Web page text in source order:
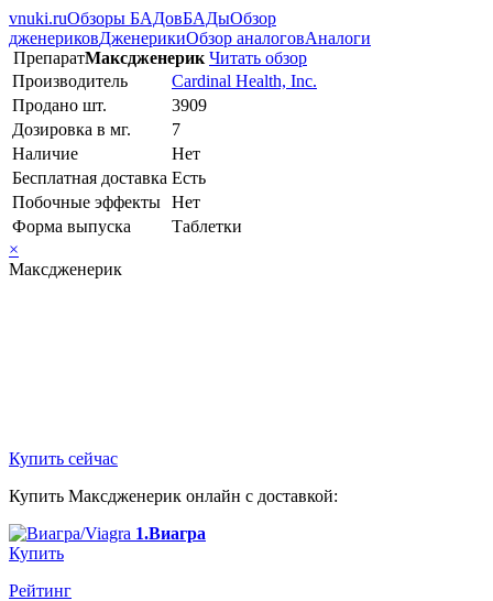
vnuki.ruОбзоры БАДовБАДыОбзор
дженериковДженерикиОбзор аналоговАналоги
ПрепаратМаксдженерик Читать обзор
Производитель
Cardinal Health, Inc.
Продано шт.
3909
Дозировка в мг.
7
Наличие
Нет
Бесплатная доставка Есть
Побочные эффекты Нет
Форма выпуска
Таблетки
×
Максдженерик
Купить сейчас
Купить Максдженерик онлайн с доставкой:
1.Виагра
Купить
Рейтинг